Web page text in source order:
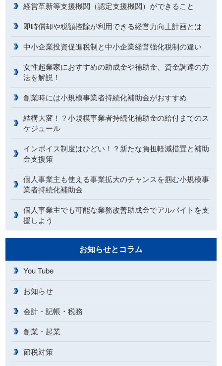
経営革新等支援機関（認定支援機関）ができること
即時償却や税額控除が利用できる経営力向上計画とは
中小企業投資促進税制と中小企業経営強化税制の違い
女性起業家におすすめの助成金や補助金、資金調達の方
法を解説！
創業時には小規模事業者持続化補助金がおすすめ
結構大変！？小規模事業者持続化補助金の給付までのス
ケジュール
インボイス制度はひどい！？新たな負担軽減措置と補助
金支援策
個人事業主も使える事業拡大のチャンスを掴む小規模事
業者持続化補助金
個人事業主でも可能な業務改善助成金でアルバイトを支
援しよう
お知らせとコラム
You Tube
お知らせ
会計・記帳・税務
創業・起業
節税対策